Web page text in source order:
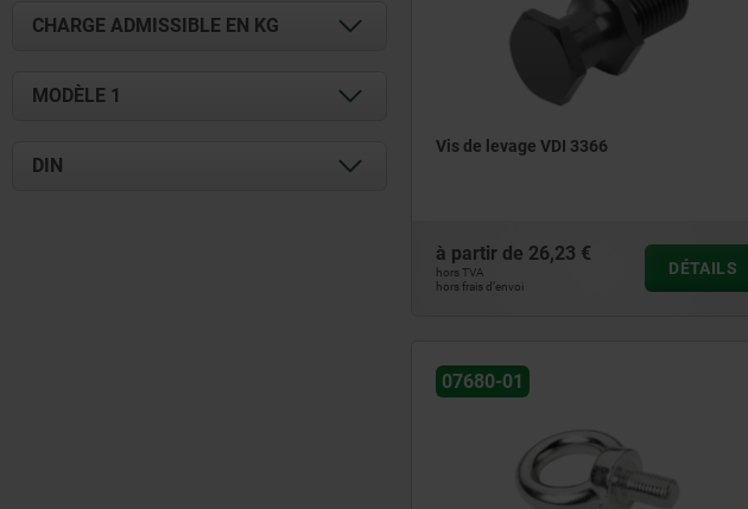
CHARGE ADMISSIBLE EN KG
MODÈLE 1
DIN
Vis de levage VDI 3366
à partir de 26,23 €
hors TVA
hors frais d’envoi
DÉTAILS
07680-01